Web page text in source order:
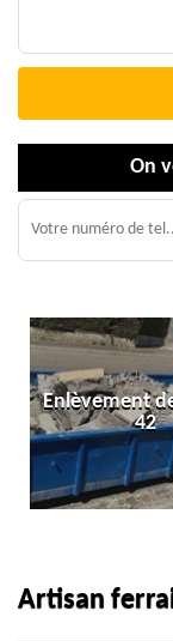
On
Enlèvement
42
Artisan